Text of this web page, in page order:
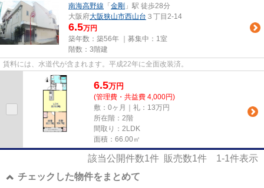
南海高野線 「 金剛 」駅 徒歩28分
大阪府大阪狭山市西山台 ３丁目2-14
6.5万円
築年数：築56年 ｜募集中： 1室
階数：3階建
賃料には、水道代が含まれます。平成22年に全面改装済。
6.5万円
(管理費・共益費 4,000円)
敷：0ヶ月｜礼：13万円
所在階：2階
間取り：2LDK
面積：66.00㎡
該当公開件数1件 販売数1件 1-1件表示
チェックした物件をまとめて